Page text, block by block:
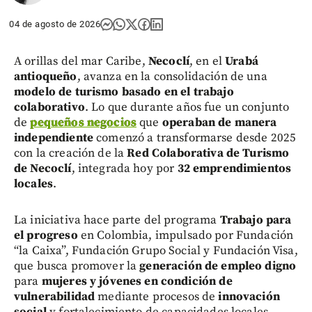
04 de agosto de 2026
A orillas del mar Caribe, Necoclí, en elUrabá
antioqueño, avanza en la consolidación de una
modelo de turismo basado en el trabajo
colaborativo. Lo que durante años fue un conjunto
depequeños negociosque operaban de manera
independientecomenzó a transformarse desde 2025
con la creación de laRed Colaborativa de Turismo
de Necoclí, integrada hoy por 32 emprendimientos
locales.
La iniciativa hace parte del programa Trabajo para
el progreso en Colombia, impulsado por Fundación
“la Caixa”, Fundación Grupo Social y Fundación Visa,
que busca promover lageneración de empleo digno
para mujeres y jóvenes en condición de
vulnerabilidadmediante procesos deinnovación